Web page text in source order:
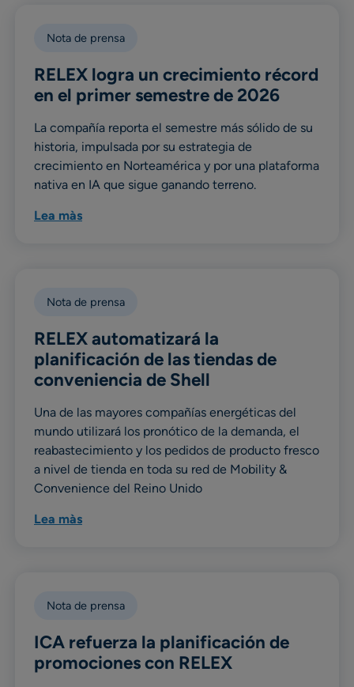
Nota de prensa
RELEX logra un crecimiento récord
en el primer semestre de 2026
La compañía reporta el semestre más sólido de su
historia, impulsada por su estrategia de
crecimiento en Norteamérica y por una plataforma
nativa en IA que sigue ganando terreno.
Lea màs
Nota de prensa
RELEX automatizará la
planificación de las tiendas de
conveniencia de Shell
Una de las mayores compañías energéticas del
mundo utilizará los pronótico de la demanda, el
reabastecimiento y los pedidos de producto fresco
a nivel de tienda en toda su red de Mobility &
Convenience del Reino Unido
Lea màs
Nota de prensa
ICA refuerza la planificación de
promociones con RELEX